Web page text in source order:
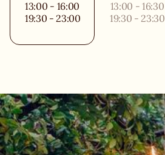
13:00 - 16:00
19:30 - 23:00
13:00 - 16:30
19:30 - 23:30